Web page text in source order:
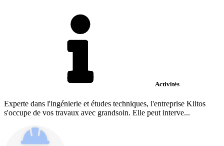
Activités
Experte dans l'ingénierie et études techniques, l'entreprise Kiitos
s'occupe de vos travaux avec grandsoin. Elle peut interve...